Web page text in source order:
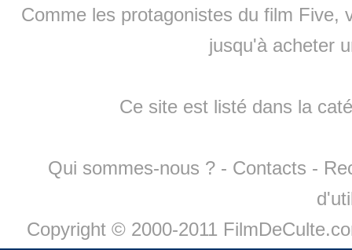
Comme les protagonistes du film Five,
jusqu'à acheter
Ce site est listé dans la
Qui sommes-nous ? - Contacts -
Copyright © 2000-2011